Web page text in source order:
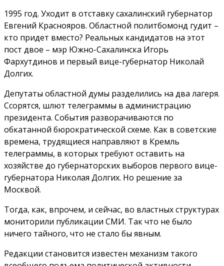
1995 год. Уходит в отставку сахалинский губернатор
Евгений Краснояров. Областной политбомонд гудит –
кто придет вместо? Реальных кандидатов на этот
пост двое – мэр Южно-Сахалинска Игорь
Фархутдинов и первый вице-губернатор Николай
Долгих.
Депутаты областной думы разделились на два лагеря.
Ссорятся, шлют телеграммы в администрацию
президента. События разворачиваются по
обкатанной бюрократической схеме. Как в советские
времена, трудящиеся направляют в Кремль
телеграммы, в которых требуют оставить на
хозяйстве до губернаторских выборов первого вице-
губернатора Николая Долгих. Но решение за
Москвой.
Тогда, как, впрочем, и сейчас, во властных структурах
мониторили публикации СМИ. Так что не было
ничего тайного, что не стало бы явным.
Редакции становится известен механизм такого